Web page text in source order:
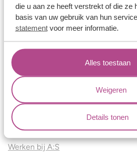
die u aan ze heeft verstrekt of die ze
basis van uw gebruik van hun
statementvoor meer informatie.
Alles toestaan
Weigeren
Details tonen
Certificaten
Blogs
Jouw voordelen
Conflictvrije Materialen
Oneindig veel mogelijkheden
Kwaliteit
Juweliers & Contact
Onze verkooppunten
Werken bij A:S